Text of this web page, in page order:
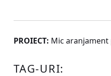
PROIECT: Mic
TAG-URI: